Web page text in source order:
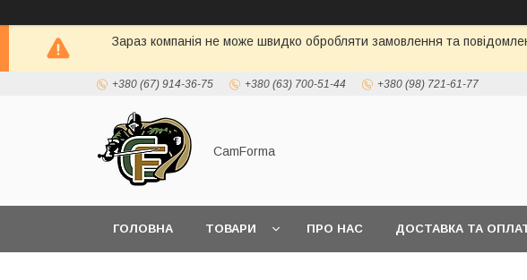
Зараз компанія не може швидко обробляти замовлення та
+380 (67) 914-36-75 +380 (63) 700-51-44 +380 (98) 721-61-77
CamForma
ГОЛОВНА ТОВАРИ ПРО НАС ДОСТАВКА ТА